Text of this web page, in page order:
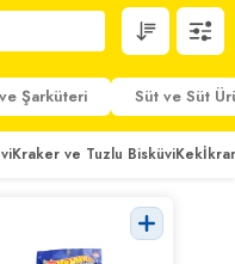
Şarküteri Süt ve Süt
Kraker ve Tuzlu BisküviKek